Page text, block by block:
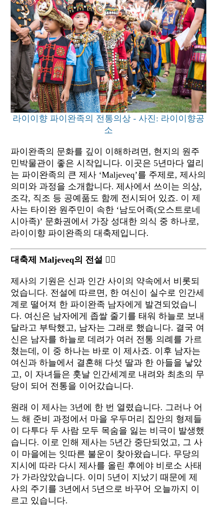
라이이향 파이완족의 전통의상 - 사진: 라이이향공
소
파이완족의 문화를 깊이 이해하려면, 현지의 원주
민박물관이 좋은 시작입니다. 이곳은 5년마다 열리
는 파이완족의 큰 제사 ‘Maljeveq’를 주제로, 제사의
의미와 과정을 소개합니다. 제사에서 쓰이는 의상,
조각, 직조 등 공예품도 함께 전시되어 있죠. 이 제
사는 타이완 원주민이 속한 ‘남도어족(오스트로네
시아족)’ 문화권에서 가장 성대한 의식 중 하나로,
라이이향 파이완족의 대축제입니다.
대축제 Maljeveq의 전설 🧚‍♀️
제사의 기원은 신과 인간 사이의 약속에서 비롯되
었습니다. 전설에 따르면, 한 여신이 실수로 인간세
계로 떨어져 한 파이완족 남자에게 발견되었습니
다. 여신은 남자에게 좁쌀 줄기를 태워 하늘로 보내
달라고 부탁했고, 남자는 그래로 했습니다. 결국 여
신은 남자를 하늘로 데려가 여러 전통 의례를 가르
쳤는데, 이 중 하나는 바로 이 제사죠. 이후 남자는
여신과 하늘에서 결혼해 다섯 딸과 한 아들을 낳았
고, 이 자녀들은 훗날 인간세계로 내려와 최초의 무
당이 되어 전통을 이어갔습니다.
원래 이 제사는 3년에 한 번 열렸습니다. 그러나 어
느 해 준비 과정에서 마을 우두머리 집안의 형제들
이 다투다 두 사람 모두 목숨을 잃는 비극이 발생했
습니다. 이로 인해 제사는 5년간 중단되었고, 그 사
이 마을에는 잇따른 불운이 찾아왔습니다. 무당의
지시에 따라 다시 제사를 올린 후에야 비로소 사태
가 가라앉았습니다. 이미 5년이 지났기 때문에 제
사의 주기를 3년에서 5년으로 바꾸어 오늘까지 이
르고 있습니다.